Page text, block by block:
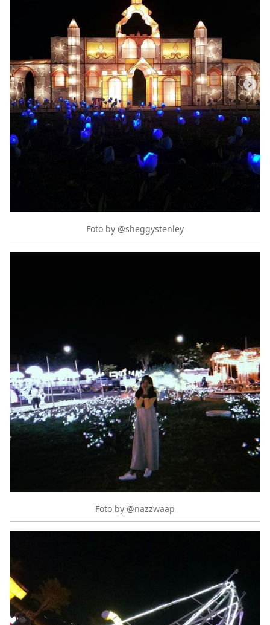
Foto by @sheggystenley
Foto by @nazzwaap